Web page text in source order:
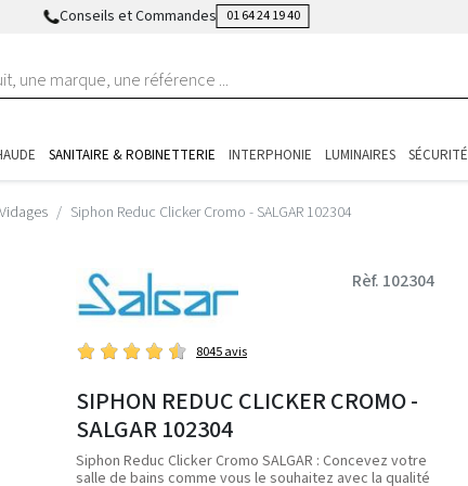
Conseils et Commandes 01 64 24 19 40
SANITAIRE & ROBINETTERIE INTERPHONIE LUMINAIRES SÉCURITÉ
Vidages Siphon Reduc Clicker Cromo - SALGAR 102304
Rèf. 102304
8045 avis
SIPHON REDUC CLICKER CROMO -
SALGAR 102304
Siphon Reduc Clicker Cromo SALGAR : Concevez votre
salle de bains comme vous le souhaitez avec la qualité